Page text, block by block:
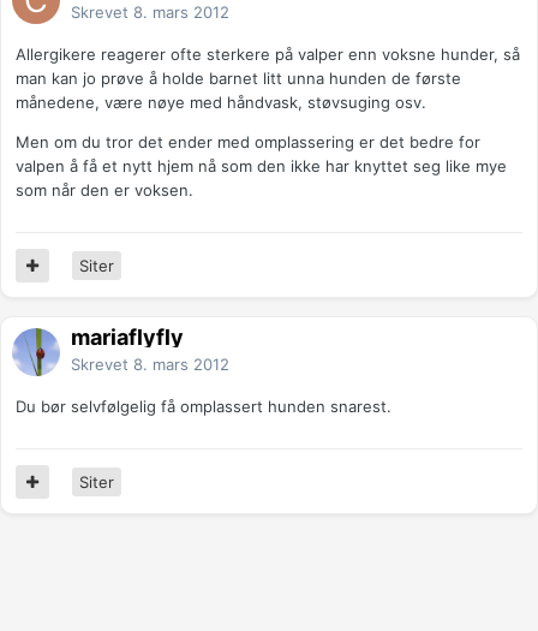
Skrevet 8. mars 2012
Allergikere reagerer ofte sterkere på valper enn voksne hunder, så
man kan jo prøve å holde barnet litt unna hunden de første
månedene, være nøye med håndvask, støvsuging osv.
Men om du tror det ender med omplassering er det bedre for
valpen å få et nytt hjem nå som den ikke har knyttet seg like mye
som når den er voksen.
Siter
mariaflyfly
Skrevet 8. mars 2012
Du bør selvfølgelig få omplassert hunden snarest.
Siter